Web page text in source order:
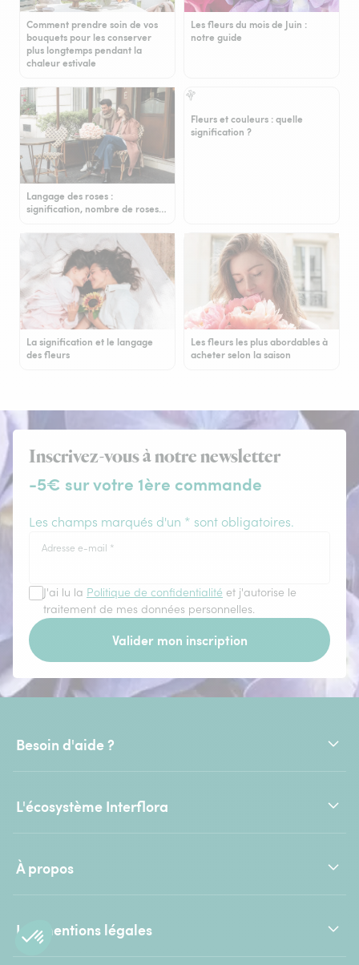
Comment prendre soin de vos
bouquets pour les conserver
plus longtemps pendant la
chaleur estivale
Les fleurs du mois de Juin :
notre guide
Langage des roses :
signification, nombre de roses…
Fleurs et couleurs : quelle
signification ?
La signification et le langage
des fleurs
Les fleurs les plus abordables à
acheter selon la saison
Inscrivez-vous à notre newsletter
-5€ sur votre 1ère commande
Les champs marqués d'un * sont obligatoires.
Adresse e-mail *
J'ai lu la Politique de confidentialité et j'autorise le
traitement de mes données personnelles.
Valider mon inscription
Besoin d'aide ?
L'écosystème Interflora
À propos
Les mentions légales